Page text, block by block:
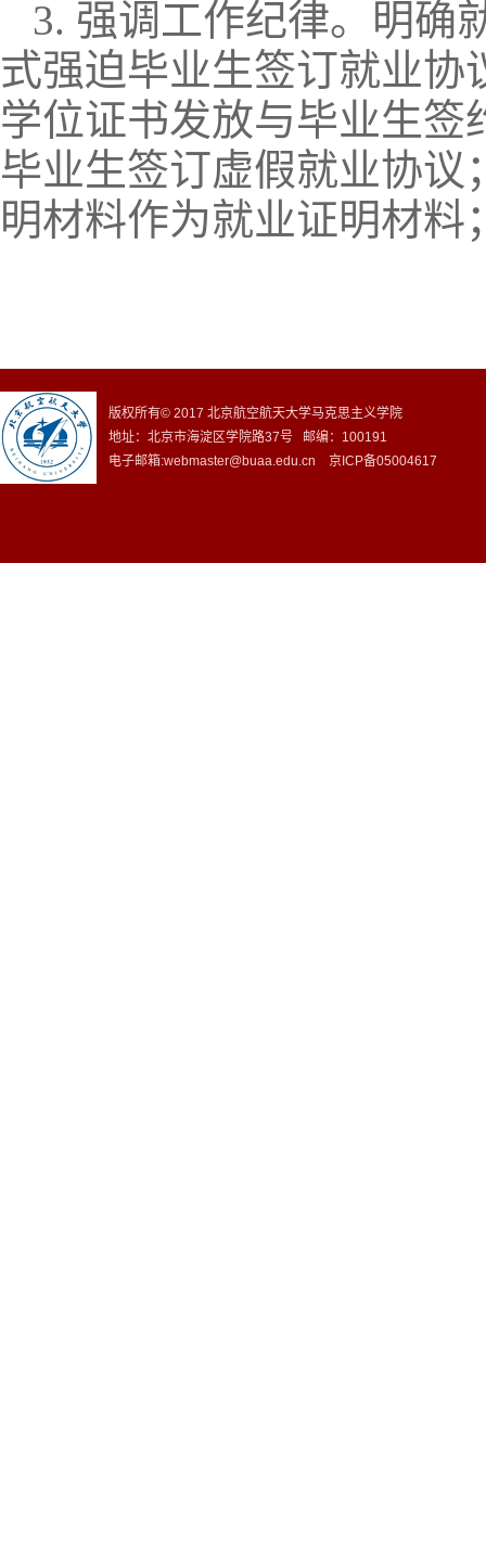
3. 强调工作纪律。明确
式强迫毕业生签订就业
学位证书发放与毕业生
毕业生签订虚假就业协
明材料作为就业证明材
版权所有© 2017 北京航空航天大学马克思主义学院
地址：北京市海淀区学院路37号 邮编：100191
电子邮箱:webmaster@buaa.edu.cn 京ICP备05004617